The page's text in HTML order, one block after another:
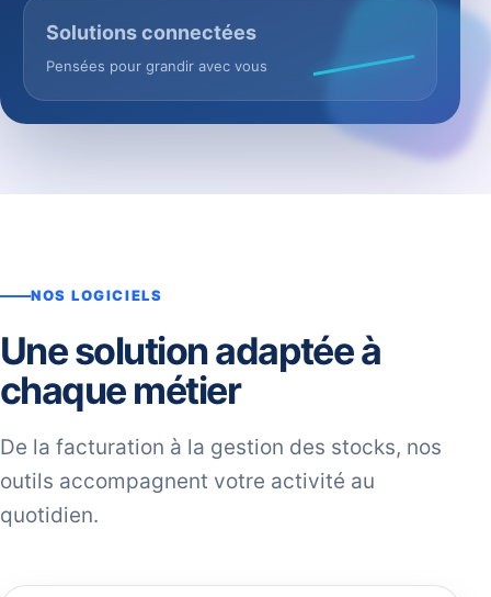
Solutions connectées
Pensées pour grandir avec vous
NOS LOGICIELS
Une solution adaptée à
chaque métier
De la facturation à la gestion des stocks, nos
outils accompagnent votre activité au
quotidien.